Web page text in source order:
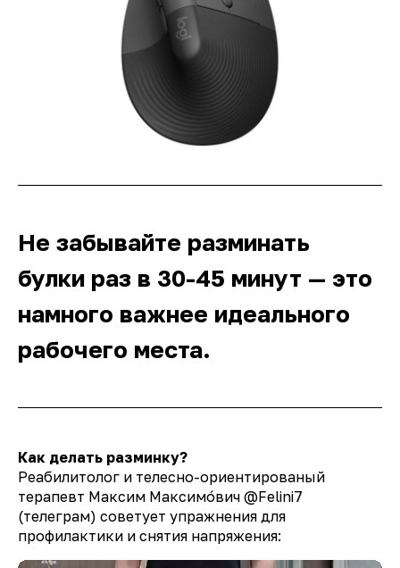
Не забывайте разминать
булки раз в 30-45 минут — это
намного важнее идеального
рабочего места.
Как делать разминку?
Реабилитолог и телесно-ориентированый
терапевт Максим Максимóвич @Felini7
(телеграм) советует упражнения для
профилактики и снятия напряжения: